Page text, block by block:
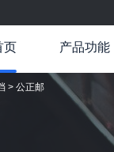
页 产品功能
> 公正邮